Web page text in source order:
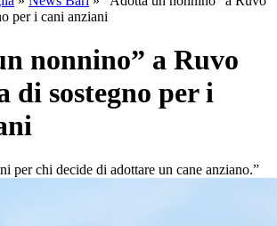
per i cani anziani
nonnino” a Ruvo
di sostegno per i
per chi decide di adottare un cane anziano.”